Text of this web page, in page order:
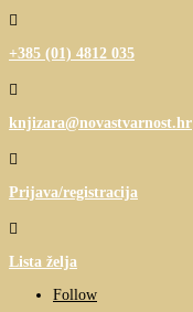

+385 (01) 4812 035

knjizara@novastvarnost.hr

Prijava/registracija

Lista želja
Follow